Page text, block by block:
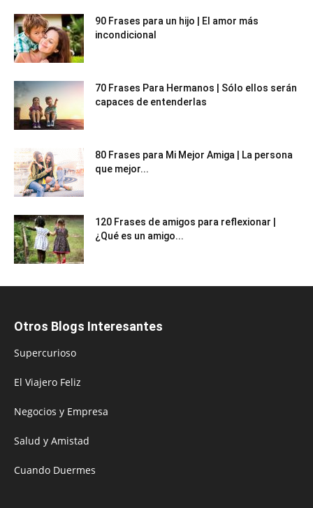
90 Frases para un hijo | El amor más
incondicional
70 Frases Para Hermanos | Sólo ellos serán
capaces de entenderlas
80 Frases para Mi Mejor Amiga | La persona
que mejor...
120 Frases de amigos para reflexionar |
¿Qué es un amigo...
Otros Blogs Interesantes
Supercurioso
El Viajero Feliz
Negocios y Empresa
Salud y Amistad
Cuando Duermes